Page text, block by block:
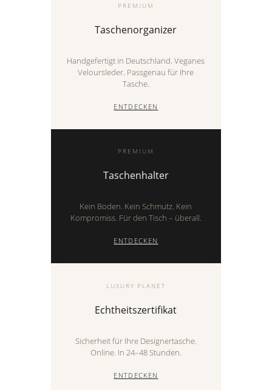
PREMIUM
Taschenorganizer
Handgefertigt in Deutschland. Veganes
Veloursleder. Passgenau für Ihre
Tasche.
ENTDECKEN
PREMIUM
Taschenhalter
Kein Boden. Kein Schmutz. Kein
Kompromiss. Für den Tisch – überall.
ENTDECKEN
LUXURY PLANET
Echtheitszertifikat
Sicherheit für Ihre Designertasche.
Online. In 24–48 Stunden.
ENTDECKEN